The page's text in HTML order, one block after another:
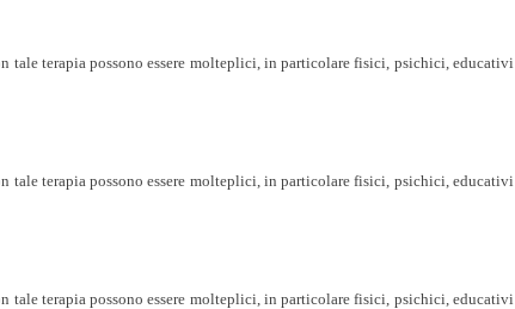
tale terapia possono essere molteplici, in particolare fisici, psichici, educativi
tale terapia possono essere molteplici, in particolare fisici, psichici, educativi
tale terapia possono essere molteplici, in particolare fisici, psichici, educativi